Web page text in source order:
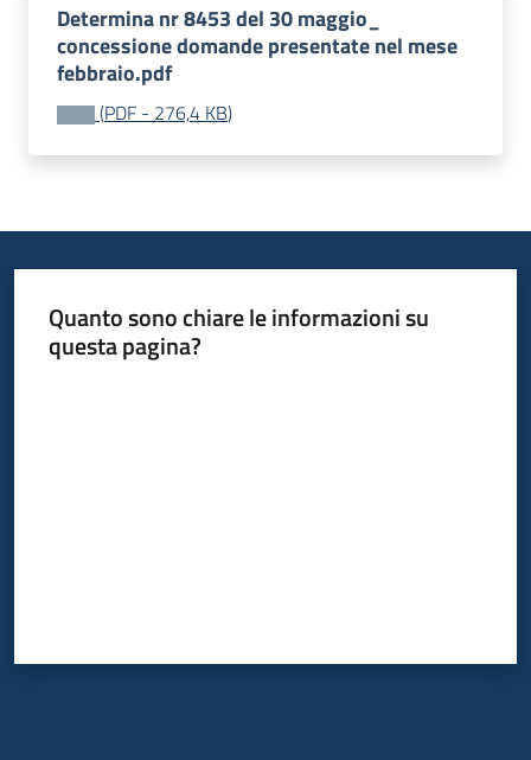
cifre
Seguici
Determina nr 8453 del 30 maggio_
concessione domande presentate nel mese
febbraio.pdf
(PDF - 276,4 KB)
Quanto sono chiare le informazioni su
questa pagina?